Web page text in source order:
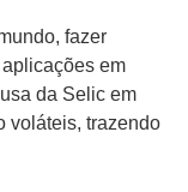
fazer
em
da Selic em
voláteis, trazendo